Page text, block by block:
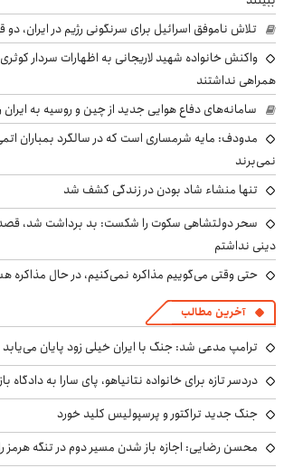
تلاش ناموفق اسرائیل برای سرنگونی رژیم در ایران،
واکنش خانواده شهید لاریجانی به اظهارات سردار
همراهی نداشتند
سامانه‌های دفاع هوایی جدید از چین و روسیه به
مدودف: مایه شرمساری است که در سالگرد بمباران اتمی
نمی‌برند
تنها منشاء شاد بودن در زندگی کشف شد
سحر دولتشاهی سکوت را شکست: بد برداشت شد، قصد
دینی نداشتم
حتی وقتی می‌گوییم مذاکره نمی‌کنیم، در حال مذاکره
آخرین مطالب
ترامپ مدعی شد: جنگ با ایران خیلی زود پایان می‌یابد
دردسر تازه برای خانواده نتانیاهو، پای سارا به دادگاه
جنگ جدید تراکتور و پرسپولیس کلید خورد
محسن رضایی: اجازه باز شدن مسیر دوم در تنگه هرمز